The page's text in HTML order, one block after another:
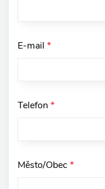
E-mail *
Telefon *
Město/Obec*